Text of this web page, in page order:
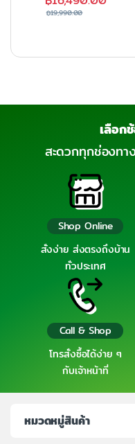
฿19,990.00
เลือก
สะดวกทุกช่องทา
Shop Online
สั่งง่าย ส่งตรงถึงบ้าน
ทั่วประเทศ
Call & Shop
โทรสั่งซื้อได้ง่าย ๆ
กับเจ้าหน้าที่
หมวดหมู่สินค้า